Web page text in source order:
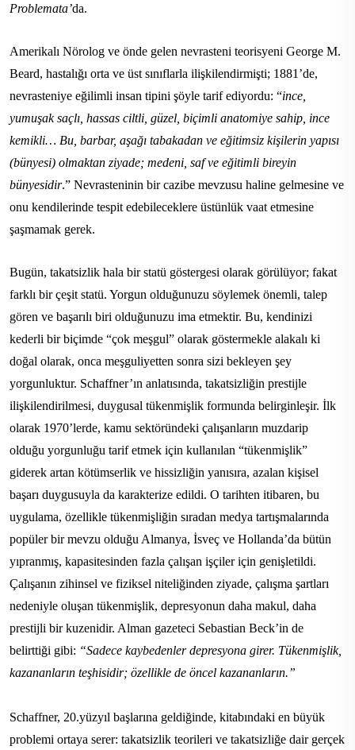
Problemata’da.
Amerikalı Nörolog ve önde gelen nevrasteni teorisyeni George M.
Beard, hastalığı orta ve üst sınıflarla ilişkilendirmişti; 1881’de,
nevrasteniye eğilimli insan tipini şöyle tarif ediyordu: “ince,
yumuşak saçlı, hassas ciltli, güzel, biçimli anatomiye sahip, ince
kemikli… Bu, barbar, aşağı tabakadan ve eğitimsiz kişilerin yapısı
(bünyesi) olmaktan ziyade; medeni, saf ve eğitimli bireyin
bünyesidir.” Nevrasteninin bir cazibe mevzusu haline gelmesine ve
onu kendilerinde tespit edebileceklere üstünlük vaat etmesine
şaşmamak gerek.
Bugün, takatsizlik hala bir statü göstergesi olarak görülüyor; fakat
farklı bir çeşit statü. Yorgun olduğunuzu söylemek önemli, talep
gören ve başarılı biri olduğunuzu ima etmektir. Bu, kendinizi
kederli bir biçimde “çok meşgul” olarak göstermekle alakalı ki
doğal olarak, onca meşguliyetten sonra sizi bekleyen şey
yorgunluktur. Schaffner’ın anlatısında, takatsizliğin prestijle
ilişkilendirilmesi, duygusal tükenmişlik formunda belirginleşir. İlk
olarak 1970’lerde, kamu sektöründeki çalışanların muzdarip
olduğu yorgunluğu tarif etmek için kullanılan “tükenmişlik”
giderek artan kötümserlik ve hissizliğin yanısıra, azalan kişisel
başarı duygusuyla da karakterize edildi. O tarihten itibaren, bu
uygulama, özellikle tükenmişliğin sıradan medya tartışmalarında
popüler bir mevzu olduğu Almanya, İsveç ve Hollanda’da bütün
yıpranmış, kapasitesinden fazla çalışan işçiler için genişletildi.
Çalışanın zihinsel ve fiziksel niteliğinden ziyade, çalışma şartları
nedeniyle oluşan tükenmişlik, depresyonun daha makul, daha
prestijli bir kuzenidir. Alman gazeteci Sebastian Beck’in de
belirttiği gibi: “Sadece kaybedenler depresyona girer. Tükenmişlik,
kazananların teşhisidir; özellikle de öncel kazananların.”
Schaffner, 20.yüzyıl başlarına geldiğinde, kitabındaki en büyük
problemi ortaya serer: takatsizlik teorileri ve takatsizliğe dair gerçek